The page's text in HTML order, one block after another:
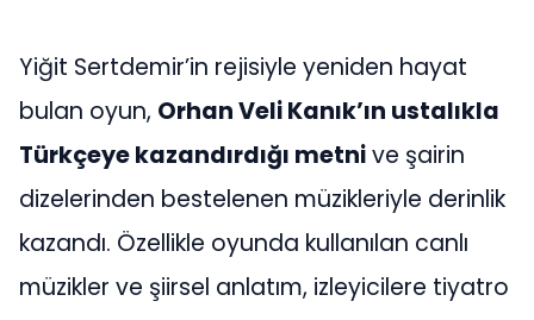
Yiğit Sertdemir’in rejisiyle yeniden hayat
bulan oyun, Orhan Veli Kanık’ın ustalıkla
Türkçeye kazandırdığı metnive şairin
dizelerinden bestelenen müzikleriyle derinlik
kazandı. Özellikle oyunda kullanılan canlı
müzikler ve şiirsel anlatım, izleyicilere tiyatro